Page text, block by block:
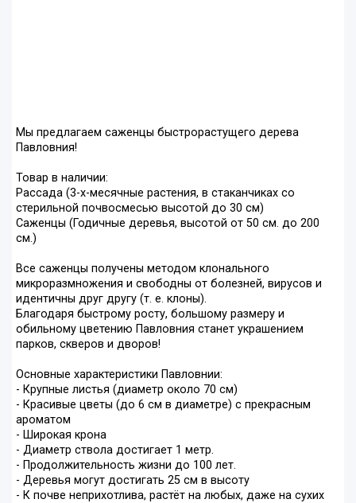
Мы предлагаем саженцы быстрорастущего дерева
Павловния!
Товар в наличии:
Рассада (3-х-месячные растения, в стаканчиках со
стерильной почвосмесью высотой до 30 см)
Саженцы (Годичные деревья, высотой от 50 см. до 200
см.)
Все саженцы получены методом клонального
микроразмножения и свободны от болезней, вирусов и
идентичны друг другу (т. е. клоны).
Благодаря быстрому росту, большому размеру и
обильному цветению Павловния станет украшением
парков, скверов и дворов!
Основные характеристики Павловнии:
- Крупные листья (диаметр около 70 см)
- Красивые цветы (до 6 см в диаметре) с прекрасным
ароматом
- Широкая крона
- Диаметр ствола достигает 1 метр.
- Продолжительность жизни до 100 лет.
- Деревья могут достигать 25 см в высоту
- К почве неприхотлива, растёт на любых, даже на сухих